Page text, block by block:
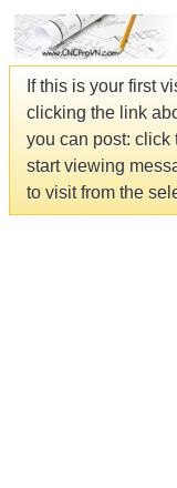
If this is your first
clicking the link
you can post: click
start viewing
to visit from the